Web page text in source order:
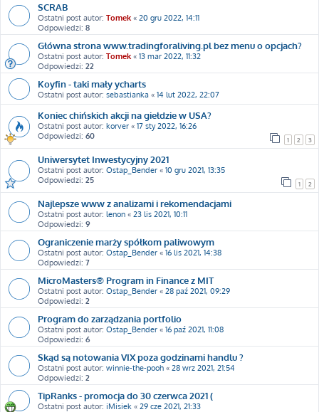
SCRAB
Ostatni post autor: Tomek « 20 gru 2022, 14:11
Odpowiedzi: 8
Główna strona www.tradingforaliving.pl bez menu o opcjach?
Ostatni post autor: Tomek « 13 mar 2022, 11:32
Odpowiedzi: 22
Koyfin - taki mały ycharts
Ostatni post autor: sebastianka « 14 lut 2022, 22:07
Koniec chińskich akcji na giełdzie w USA?
Ostatni post autor: korver « 17 sty 2022, 16:26
Odpowiedzi: 60 1 2 3
Uniwersytet Inwestycyjny 2021
Ostatni post autor: Ostap_Bender « 10 gru 2021, 13:35
Odpowiedzi: 25 1 2
Najlepsze www z analizami i rekomendacjami
Ostatni post autor: lenon « 23 lis 2021, 10:11
Odpowiedzi: 9
Ograniczenie marży spółkom paliwowym
Ostatni post autor: Ostap_Bender « 16 lis 2021, 14:38
Odpowiedzi: 7
MicroMasters® Program in Finance z MIT
Ostatni post autor: Ostap_Bender « 28 paź 2021, 09:29
Odpowiedzi: 2
Program do zarządzania portfolio
Ostatni post autor: Ostap_Bender « 16 paź 2021, 11:08
Odpowiedzi: 6
Skąd są notowania VIX poza godzinami handlu ?
Ostatni post autor: winnie-the-pooh « 28 wrz 2021, 21:54
Odpowiedzi: 2
TipRanks - promocja do 30 czerwca 2021 (
Ostatni post autor: iMisiek « 29 cze 2021, 21:33